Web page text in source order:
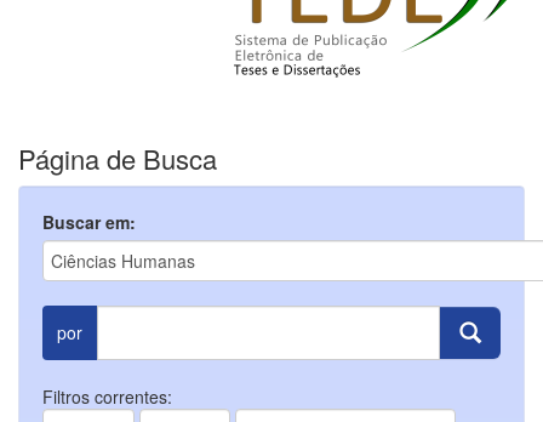
Página de Busca
Buscar em:
por
Filtros correntes: